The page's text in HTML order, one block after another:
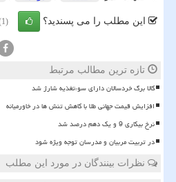
این مطلب را می پسندید؟ (1)
تازه ترین مطالب مرتبط
کالا برگ خردسالان دارای سوءتغذیه شارژ شد
افزایش قیمت جهانی طلا با کاهش تنش ها در خاورمیانه
نرخ بیکاری 9 و یک دهم درصد شد
در تربیت مربیان و مدرسان توجه ویژه شود
نظرات بینندگان در مورد این مطلب